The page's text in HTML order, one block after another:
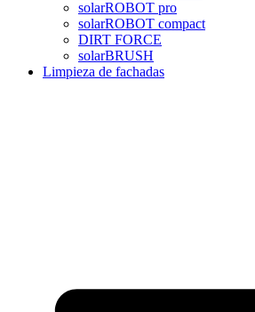
solarROBOT pro
solarROBOT compact
DIRT FORCE
solarBRUSH
Limpieza de fachadas